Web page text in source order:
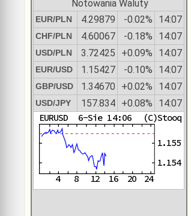
Notowania Waluty
EUR/PLN 4.29879 -0.02% 14:07
CHF/PLN 4.60067 -0.18% 14:07
USD/PLN 3.72425 +0.09% 14:07
EUR/USD 1.15427 -0.10% 14:07
GBP/USD 1.34670 +0.02% 14:07
USD/JPY 157.834 +0.08% 14:07